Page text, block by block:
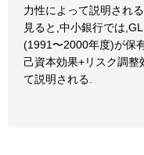
力性によって説明され
見ると,中小銀行では
(1991〜2000年度)が保
己資本効果+リスク調整
て説明される.